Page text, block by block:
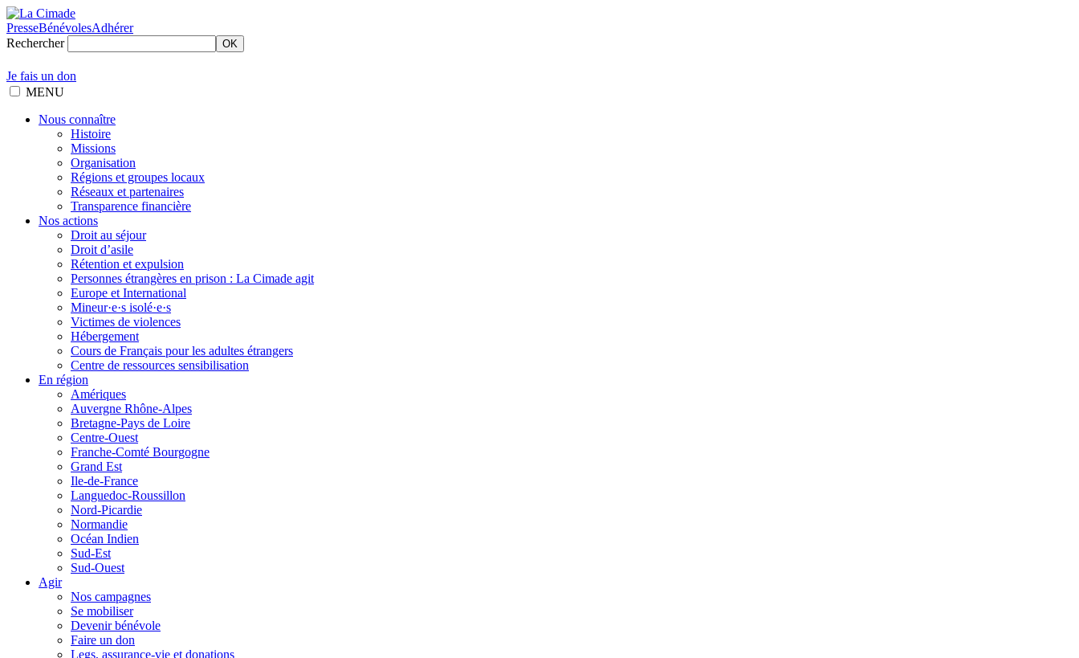
PresseBénévolesAdhérer
Rechercher
OK
Je fais un don
MENU
Nous connaître
Histoire
Missions
Organisation
Régions et groupes locaux
Réseaux et partenaires
Transparence financière
Nos actions
Droit au séjour
Droit d’asile
Rétention et expulsion
Personnes étrangères en prison : La Cimade agit
Europe et International
Mineur·e·s isolé·e·s
Victimes de violences
Hébergement
Cours de Français pour les adultes étrangers
Centre de ressources sensibilisation
En région
Amériques
Auvergne Rhône-Alpes
Bretagne-Pays de Loire
Centre-Ouest
Franche-Comté Bourgogne
Grand Est
Ile-de-France
Languedoc-Roussillon
Nord-Picardie
Normandie
Océan Indien
Sud-Est
Sud-Ouest
Agir
Nos campagnes
Se mobiliser
Devenir bénévole
Faire un don
Legs, assurance-vie et donations